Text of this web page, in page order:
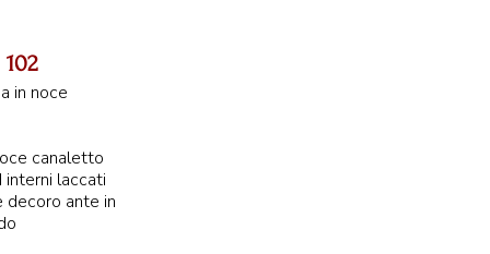
in noce
canaletto
laccati
decoro ante in